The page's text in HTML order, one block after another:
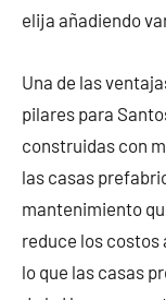
elija añadiendo
Una de las
pilares para
construidas con
las casas
mantenimiento
reduce los costos
lo que las casas